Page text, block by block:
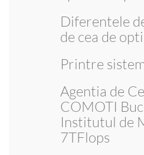
Diferentele
de cea de
Printre
Agentia de
COMOTI
Institutul de
7TFlops